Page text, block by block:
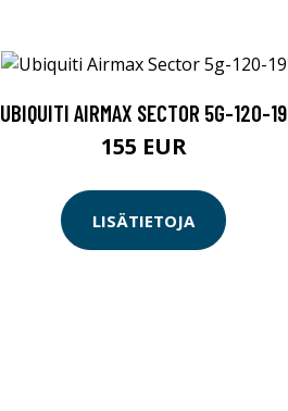
UBIQUITI AIRMAX SECTOR 5G-120-19
155 EUR
LISÄTIETOJA